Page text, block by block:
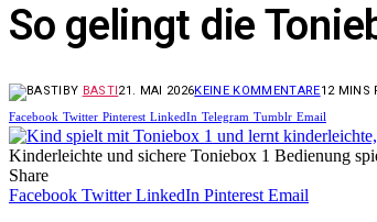
So gelingt die
BY BASTI21. MAI 2026KEINE KOMMENTARE12 MINS
Facebook Twitter Pinterest LinkedIn Telegram Tumblr Email
Kinderleichte und sichere Toniebox 1 Bedienung
Share
Facebook Twitter LinkedIn Pinterest Email